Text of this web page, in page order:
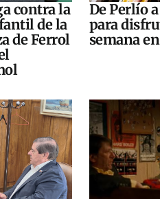
contra la
de la
de Ferrol
De Perlío
para
semana